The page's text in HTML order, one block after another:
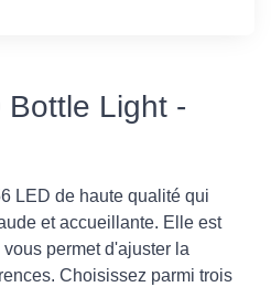
Light -
LED de haute qualité qui
et accueillante. Elle est
permet d'ajuster la
Choisissez parmi trois